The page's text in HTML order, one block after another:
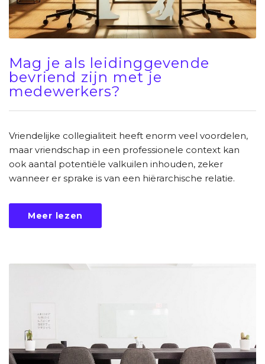
Mag je als leidinggevende
bevriend zijn met je
medewerkers?
Vriendelijke collegialiteit heeft enorm veel voordelen,
maar vriendschap in een professionele context kan
ook aantal potentiële valkuilen inhouden, zeker
wanneer er sprake is van een hiërarchische relatie.
Meer lezen